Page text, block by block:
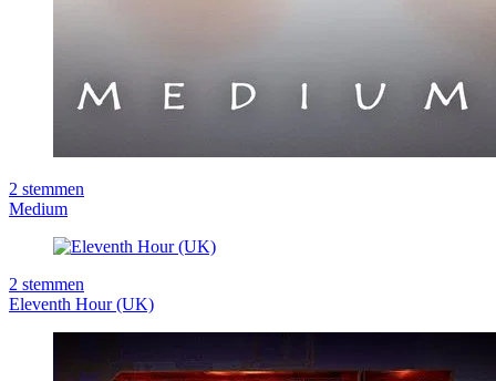
2 stemmen
Medium
2 stemmen
Eleventh Hour (UK)